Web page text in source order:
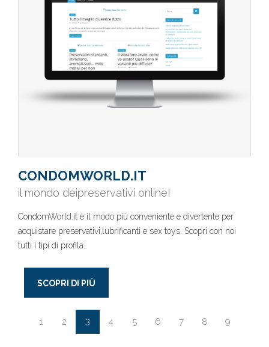
CONDOMWORLD.IT
il mondo deipreservativi online!
CondomWorld.it è il modo più conveniente e divertente per
acquistare preservativi,lubrificanti e sex toys. Scopri con noi
tutti i tipi di profila..
SCOPRI DI PIÙ
1 2 3 4 5 6 7 8 9